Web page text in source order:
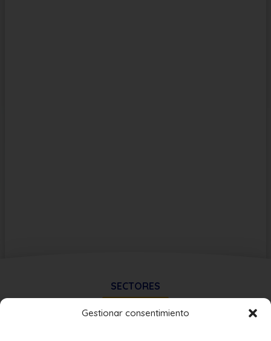
Gestionar consentimiento
SECTORES
Físico-Deportivo